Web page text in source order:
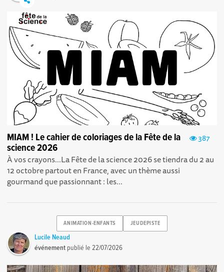
387
MIAM ! Le cahier de coloriages de la Fête de la
science 2026
À vos crayons...La Fête de la science 2026 se tiendra du 2 au
12 octobre partout en France, avec un thème aussi
gourmand que passionnant : les...
ANIMATION-ENFANTS JEUDEPISTE
Lucile Neaud
événement publié le22/07/2026